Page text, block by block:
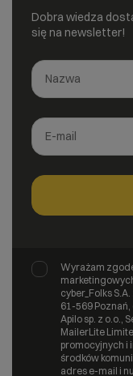
Dobra wiedza
się na newsletter!
Wyrażam
cyber_Folks
61-569 Poznań,
Apilo sp. z o.o.,
MailerLite
promocyjnych i
środków
adres e-mail i